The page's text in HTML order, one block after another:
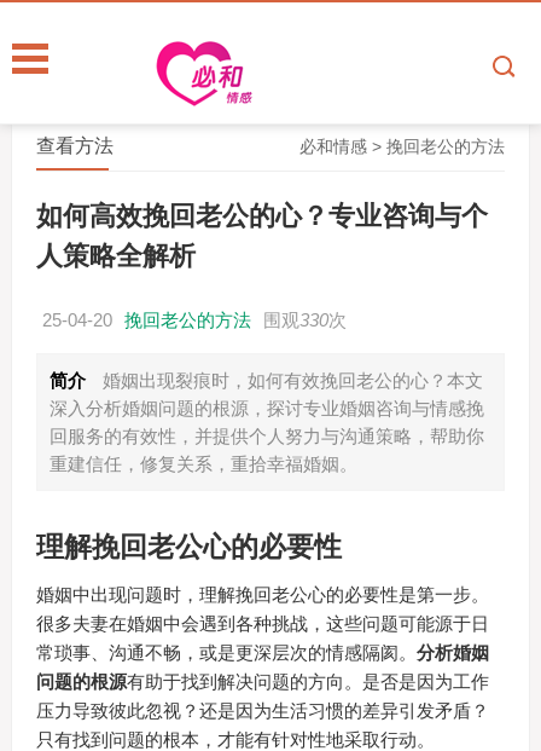
必和情感 >挽回老公的方法
查看方法
如何高效挽回老公的心？专业咨询与个
人策略全解析
25-04-20 挽回老公的方法 围观330次
简介
婚姻出现裂痕时，如何有效挽回老公的心？本文
深入分析婚姻问题的根源，探讨专业婚姻咨询与情感挽
回服务的有效性，并提供个人努力与沟通策略，帮助你
重建信任，修复关系，重拾幸福婚姻。
理解挽回老公心的必要性
婚姻中出现问题时，理解挽回老公心的必要性是第一步。
很多夫妻在婚姻中会遇到各种挑战，这些问题可能源于日
常琐事、沟通不畅，或是更深层次的情感隔阂。 分析婚姻
问题的根源有助于找到解决问题的方向。是否是因为工作
压力导致彼此忽视？还是因为生活习惯的差异引发矛盾？
只有找到问题的根本，才能有针对性地采取行动。